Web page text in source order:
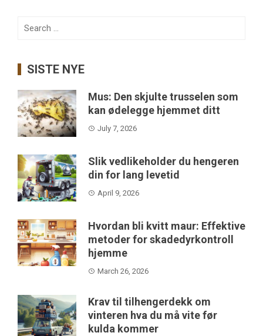
Search
SISTE NYE
Mus: Den skjulte trusselen som
kan ødelegge hjemmet ditt
July 7, 2026
Slik vedlikeholder du hengeren
din for lang levetid
April 9, 2026
Hvordan bli kvitt maur: Effektive
metoder for skadedyrkontroll
hjemme
March 26, 2026
Krav til tilhengerdekk om
vinteren hva du må vite før
kulda kommer